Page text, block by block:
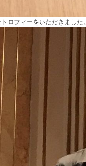
ロフィーをいただきました。